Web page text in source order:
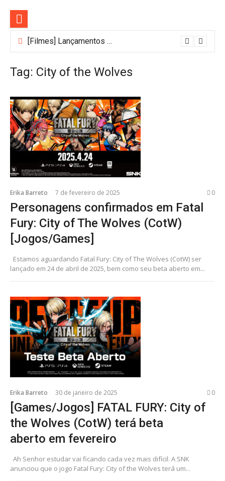
conteúdo
[Filmes] Lançamentos de agosto no Adrenalina Pura+ trazem ação e suspense
Tag: City of the Wolves
Erika Barreto 7 de fevereiro de 2025 0
Personagens confirmados em Fatal
Fury: City of The Wolves (CotW)
[Jogos/Games]
Estamos aguardando Fatal Fury: City of The Wolves (CotW) ser
lançado em 24 de abril de 2025, bem como seu beta aberto em...
Erika Barreto 30 de janeiro de 2025 0
[Games/Jogos] FATAL FURY: City of
the Wolves (CotW) terá beta
aberto em fevereiro
Ah Senhor estudar vai ficando cada vez mais difícil. A SNK
anunciou que o jogo Fatal Fury: City of the Wolves terá um...